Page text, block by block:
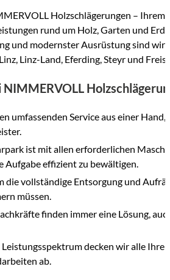
Holzschlägerungen – Ihrem
rund um Holz, Garten und
und modernster Ausrüstung sind wir
Linz-Land, Eferding, Steyr und
umfassenden Service aus einer
ist mit allen erforderlichen
Aufgabe effizient zu bewältigen.
die vollständige Entsorgung und
müssen.
finden immer eine Lösung,
decken wir alle Ihre
ab.